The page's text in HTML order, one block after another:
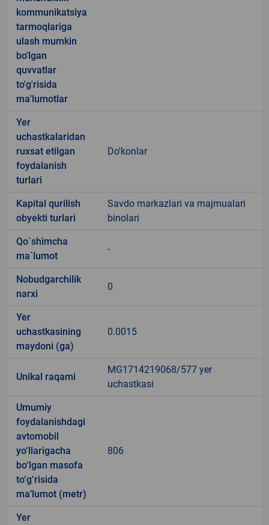
kommunikatsiya
tarmoqlariga
ulash mumkin
bo'lgan
quvvatlar
to'g'risida
ma'lumotlar
Yer
uchastkalaridan
ruxsat etilgan
foydalanish
turlari
Do'konlar
Kapital qurilish
obyekti turlari
Savdo markazlari va majmualari
binolari
Qo`shimcha
ma`lumot
-
Nobudgarchilik
narxi
0
Yer
uchastkasining
maydoni (ga)
0.0015
Unikal raqami
MG1714219068/577 yer
uchastkasi
Umumiy
foydalanishdagi
avtomobil
yo‘llarigacha
bo‘lgan masofa
to‘g‘risida
ma’lumot (metr)
806
Yer